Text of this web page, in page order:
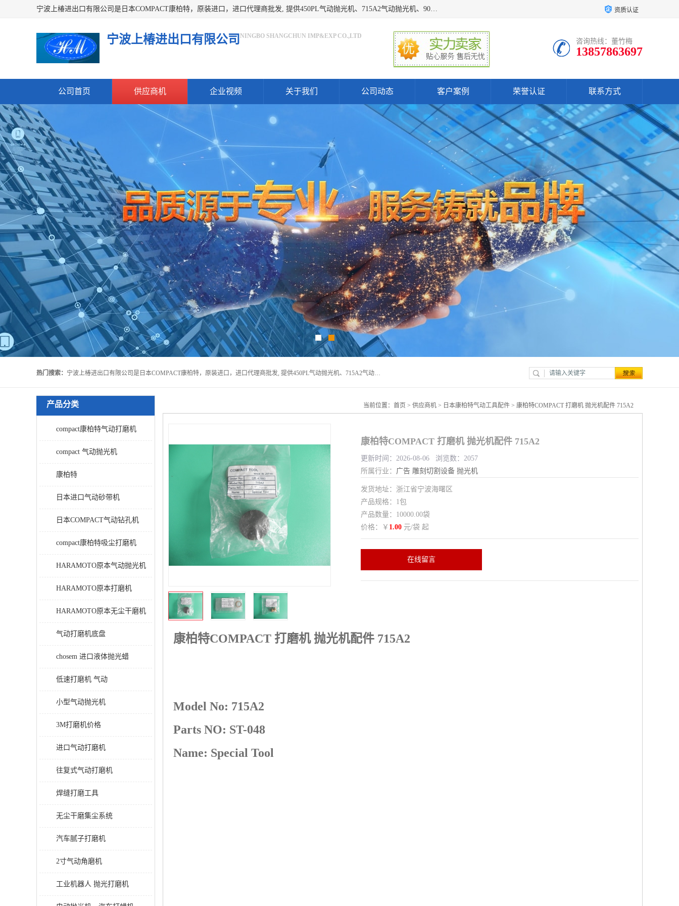
宁波上椿进出口有限公司是日本COMPACT康柏特，原装进口，进口代理商批发, 提供450PL气动抛光机、715A2气动抛光机、905A4打磨机、935GS打磨机、913W-5水磨机、450PL抛光机、715A2抛光机、935GS齿轮抛光机、905A4气动打磨机、价格实惠,欢迎来电咨询. 资质认证
宁波上椿进出口有限公司 NINGBO SHANGCHUN IMP&EXP CO.,LTD
咨询热线：董竹梅
13857863697
公司首页 供应商机 企业视频 关于我们 公司动态 客户案例 荣誉认证 联系方式
热门搜索： 宁波上椿进出口有限公司是日本COMPACT康柏特，原装进口，进口代理商批发, 提供450PL气动抛光机、715A2气动抛光机、905A4打磨机、935GS打磨机、913W-5水磨机、450PL抛光机、715A2抛光机、935GS齿轮抛光机、905A4气动打磨机、价格实惠,欢迎来电咨询.
产品分类
compact康柏特气动打磨机
compact 气动抛光机
康柏特
日本进口气动砂带机
日本COMPACT气动钻孔机
compact康柏特吸尘打磨机
HARAMOTO原本气动抛光机
HARAMOTO原本打磨机
HARAMOTO原本无尘干磨机
气动打磨机底盘
chosem 进口液体抛光蜡
低速打磨机 气动
小型气动抛光机
3M打磨机价格
进口气动打磨机
往复式气动打磨机
焊缝打磨工具
无尘干磨集尘系统
汽车腻子打磨机
2寸气动角磨机
工业机器人 抛光打磨机
当前位置： 首页 > 供应商机 > 日本康柏特气动工具配件 > 康柏特COMPACT 打磨机 抛光机配件 715A2
康柏特COMPACT 打磨机 抛光机配件 715A2
更新时间：2026-08-06 浏览数：2057
所属行业： 广告 雕刻切割设备 抛光机
发货地址：浙江省宁波海曙区
产品规格：1包
产品数量：10000.00袋
价格：￥ 1.00 元/袋 起
在线留言
康柏特COMPACT 打磨机 抛光机配件 715A2
Model No: 715A2
Parts NO: ST-048
Name: Special Tool